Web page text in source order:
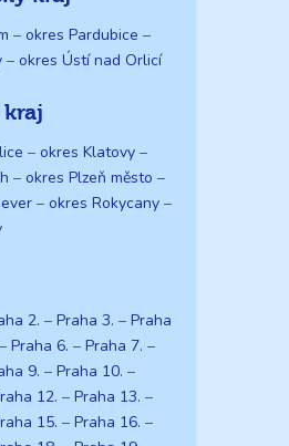
– okres Pardubice –
– okres Ústí nad Orlicí
kraj
– okres Klatovy –
– okres Plzeň město –
– okres Rokycany –
2. – Praha 3. – Praha
– Praha 6. – Praha 7. –
9. – Praha 10. –
12. – Praha 13. –
15. – Praha 16. –